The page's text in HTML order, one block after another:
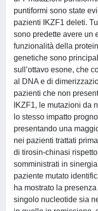
puntiformi sono state
pazienti IKZF1 deleti.
sono predette avere un
funzionalità della
genetiche sono
sull’ottavo esone, che
al DNA e di
pazienti che non
IKZF1, le mutazioni da
lo stesso impatto
presentando una
nei pazienti trattati
di tirosin-chinasi
somministrati in
paziente mutato
ha mostrato la
singolo nucleotide sia